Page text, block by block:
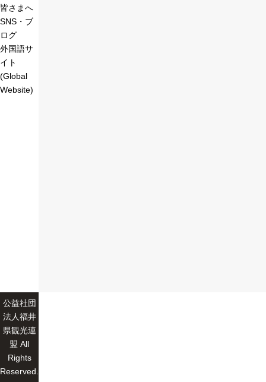
皆さまへ
SNS・ブ
ログ
外国語サ
イト
(Global
Website)
公益社団
法人福井
県観光連
盟 All
Rights
Reserved.